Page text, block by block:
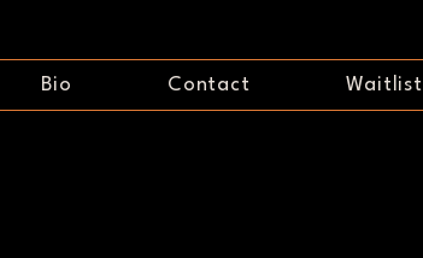
Bio Contact Waitlist